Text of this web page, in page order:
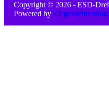
Copyright © 2026 - ESD-
Powered by